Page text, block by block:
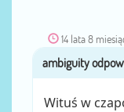
14 lata 8
Wituś w